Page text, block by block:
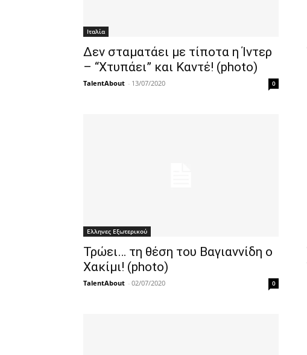
Ιταλία
Δεν σταματάει με τίποτα η Ίντερ
– “Χτυπάει” και Καντέ! (photo)
TalentAbout - 13/07/2020 0
Ελληνες Εξωτερικού
Τρώει… τη θέση του Βαγιαννίδη ο
Χακίμι! (photo)
TalentAbout - 02/07/2020 0